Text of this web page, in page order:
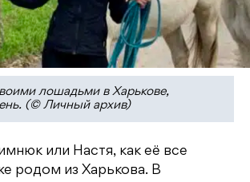
лошадьми в Харькове,
(© Личный архив)
или Настя, как её все
родом из Харькова. В